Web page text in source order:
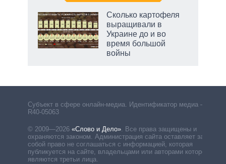
Сколько картофеля
выращивали в
Украине до и во
время большой
войны
Субъект в сфере онлайн-медиа. Идентификатор медиа –
R40-05063
© 2009—2026 «Слово и Дело». Все права защищены и
охраняются законом. Администрация сайта оставляет за
собой право не соглашаться с информацией, которая
публикуется на сайте, владельцами или авторами которой
являются третьи лица.